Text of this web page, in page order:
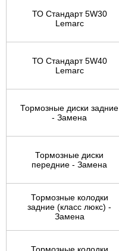
ТО Стандарт 5W30
Lemarc
ТО Стандарт 5W40
Lemarc
Тормозные диски задние
- Замена
Тормозные диски
передние - Замена
Тормозные колодки
задние (класс люкс) -
Замена